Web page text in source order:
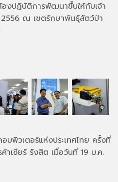
งปฏิบัติการพัฒนาขึ้นให้กับเจ้า
ณ เขตรักษาพันธุ์สัตว์ป่า
พิวเตอร์แห่งประเทศไทย ครั้งที่
เซียร์ รังสิต เมื่อวันที่ 19 ม.ค.